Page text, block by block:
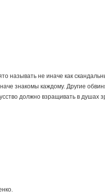
называть не иначе как
знакомы каждому. Другие
должно взращивать в душах